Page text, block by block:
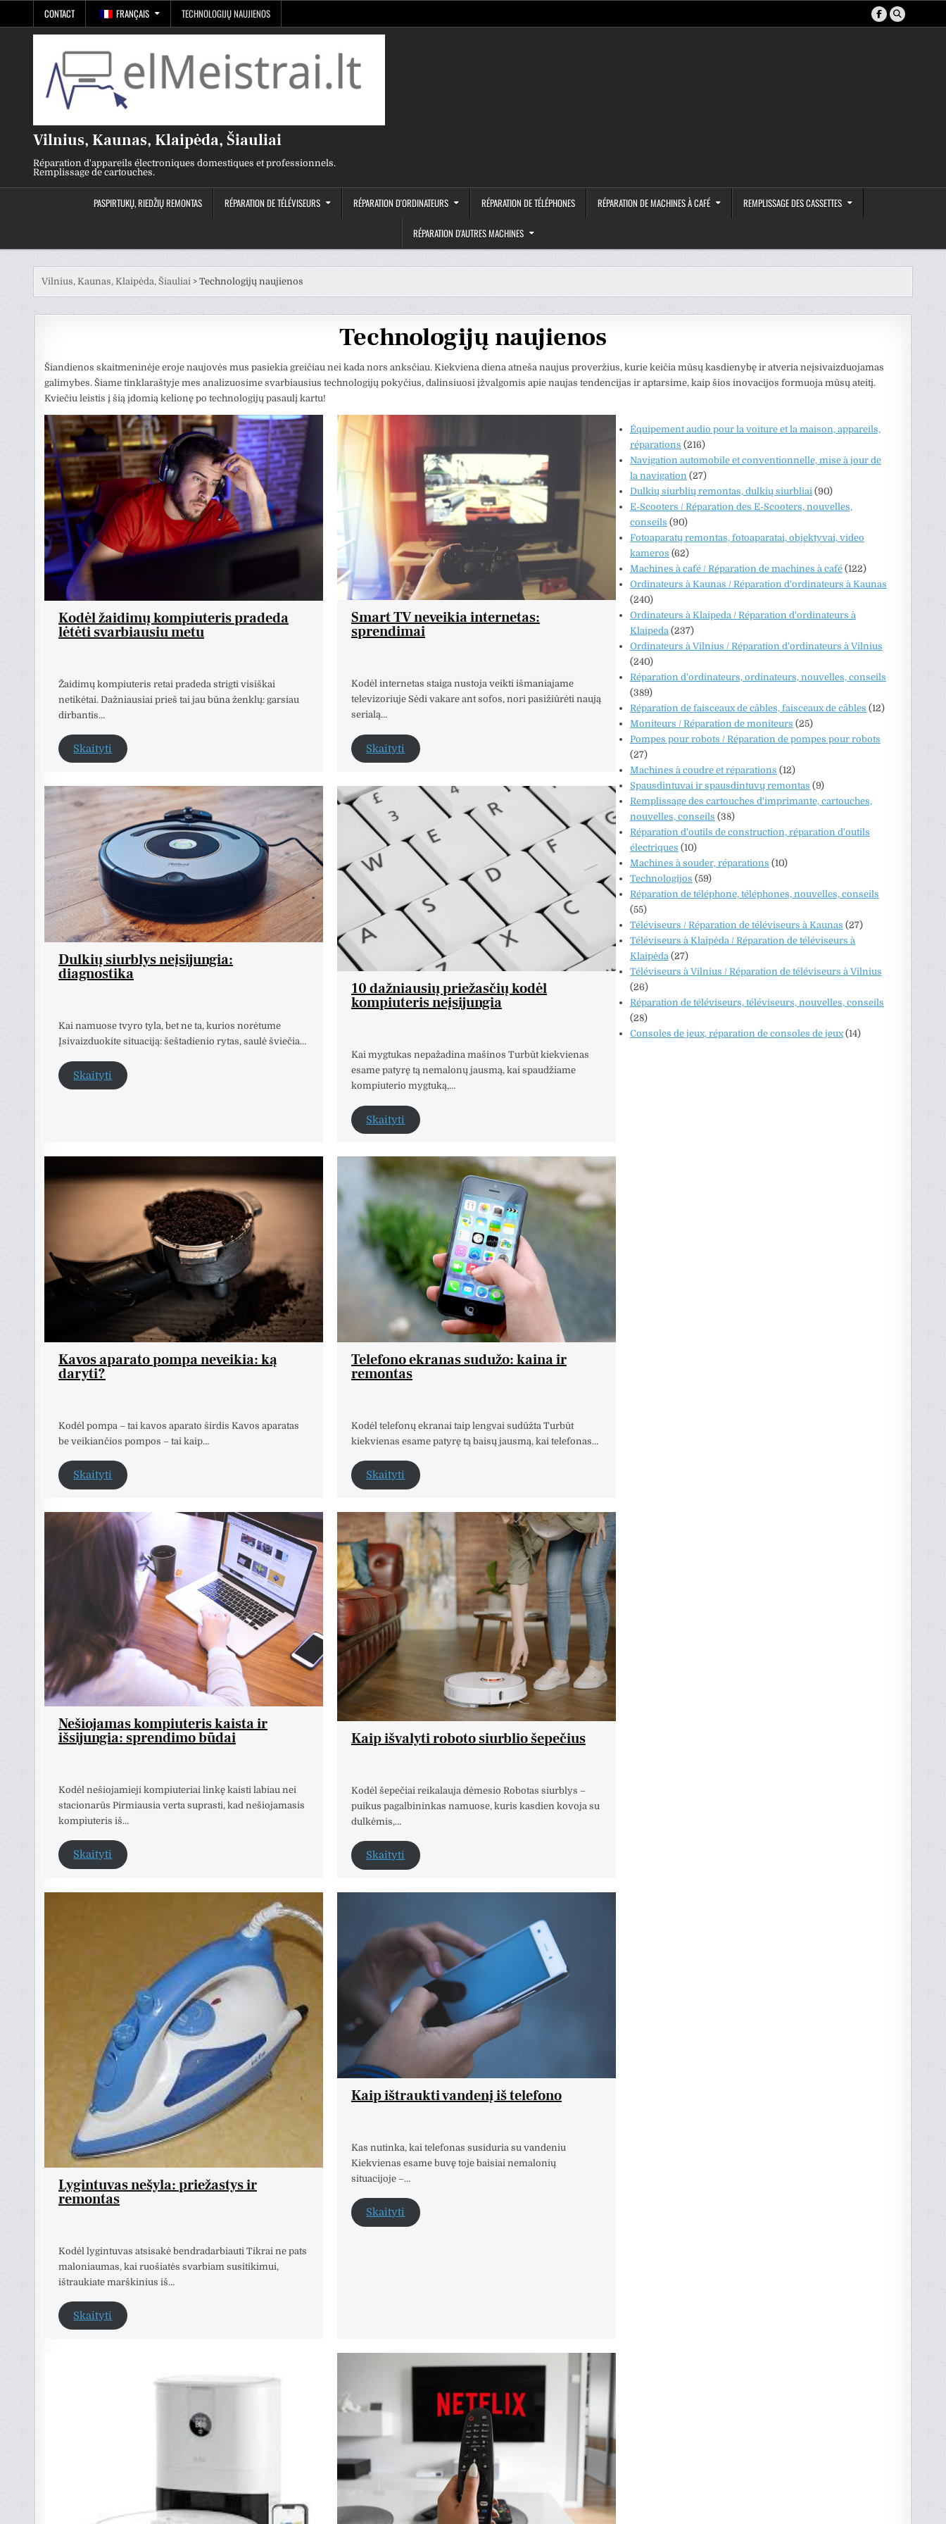
CONTACT FRANÇAIS TECHNOLOGIJŲ NAUJIENOS
Vilnius, Kaunas, Klaipėda, Šiauliai
Réparation d'appareils électroniques domestiques et professionnels.
Remplissage de cartouches.
PASPIRTUKŲ, RIEDŽIŲ REMONTAS RÉPARATION DE TÉLÉVISEURS RÉPARATION D'ORDINATEURS RÉPARATION DE TÉLÉPHONES RÉPARATION DE MACHINES À CAFÉ REMPLISSAGE DES CASSETTES
RÉPARATION D'AUTRES MACHINES
Vilnius, Kaunas, Klaipėda, Šiauliai > Technologijų naujienos
Technologijų naujienos
Šiandienos skaitmeninėje eroje naujovės mus pasiekia greičiau nei kada nors anksčiau. Kiekviena diena atneša naujus proveržius, kurie keičia mūsų kasdienybę ir atveria neįsivaizduojamas
galimybes. Šiame tinklaraštyje mes analizuosime svarbiausius technologijų pokyčius, dalinsiuosi įžvalgomis apie naujas tendencijas ir aptarsime, kaip šios inovacijos formuoja mūsų ateitį.
Kviečiu leistis į šią įdomią kelionę po technologijų pasaulį kartu!
Kodėl žaidimų kompiuteris pradeda
lėtėti svarbiausiu metu
Žaidimų kompiuteris retai pradeda strigti visiškai
netikėtai. Dažniausiai prieš tai jau būna ženklų: garsiau
dirbantis…
Skaityti
Smart TV neveikia internetas:
sprendimai
Kodėl internetas staiga nustoja veikti išmaniajame
televizoriuje Sėdi vakare ant sofos, nori pasižiūrėti naują
serialą…
Skaityti
Dulkių siurblys neįsijungia:
diagnostika
Kai namuose tvyro tyla, bet ne ta, kurios norėtume
Įsivaizduokite situaciją: šeštadienio rytas, saulė šviečia…
Skaityti
10 dažniausių priežasčių kodėl
kompiuteris neįsijungia
Kai mygtukas nepažadina mašinos Turbūt kiekvienas
esame patyrę tą nemalonų jausmą, kai spaudžiame
kompiuterio mygtuką,…
Skaityti
Kavos aparato pompa neveikia: ką
daryti?
Kodėl pompa – tai kavos aparato širdis Kavos aparatas
be veikiančios pompos – tai kaip…
Skaityti
Telefono ekranas sudužo: kaina ir
remontas
Kodėl telefonų ekranai taip lengvai sudūžta Turbūt
kiekvienas esame patyrę tą baisų jausmą, kai telefonas…
Skaityti
Nešiojamas kompiuteris kaista ir
išsijungia: sprendimo būdai
Kodėl nešiojamieji kompiuteriai linkę kaisti labiau nei
stacionarūs Pirmiausia verta suprasti, kad nešiojamasis
kompiuteris iš…
Skaityti
Kaip išvalyti roboto siurblio šepečius
Kodėl šepečiai reikalauja dėmesio Robotas siurblys –
puikus pagalbininkas namuose, kuris kasdien kovoja su
dulkėmis,…
Skaityti
Lygintuvas nešyla: priežastys ir
remontas
Kodėl lygintuvas atsisakė bendradarbiauti Tikrai ne pats
maloniaumas, kai ruošiatės svarbiam susitikimui,
ištraukiate marškinius iš…
Skaityti
Kaip ištraukti vandenį iš telefono
Kas nutinka, kai telefonas susiduria su vandeniu
Kiekvienas esame buvę toje baisiai nemalonių
situacijoje –…
Skaityti
Équipement audio pour la voiture et la maison, appareils,
réparations (216)
Navigation automobile et conventionnelle, mise à jour de
la navigation (27)
Dulkių siurblių remontas, dulkių siurbliai (90)
E-Scooters / Réparation des E-Scooters, nouvelles,
conseils (90)
Fotoaparatų remontas, fotoaparatai, objektyvai, video
kameros (62)
Machines à café / Réparation de machines à café(122)
Ordinateurs à Kaunas / Réparation d'ordinateurs à Kaunas
(240)
Ordinateurs à Klaipeda / Réparation d'ordinateurs à
Klaipeda (237)
Ordinateurs à Vilnius / Réparation d'ordinateurs à Vilnius
(240)
Réparation d'ordinateurs, ordinateurs, nouvelles, conseils
(389)
Réparation de faisceaux de câbles, faisceaux de câbles (12)
Moniteurs / Réparation de moniteurs (25)
Pompes pour robots / Réparation de pompes pour robots
(27)
Machines à coudre et réparations (12)
Spausdintuvai ir spausdintuvų remontas (9)
Remplissage des cartouches d'imprimante, cartouches,
nouvelles, conseils (38)
Réparation d'outils de construction, réparation d'outils
électriques (10)
Machines à souder, réparations (10)
Technologijos (59)
Réparation de téléphone, téléphones, nouvelles, conseils
(55)
Téléviseurs / Réparation de téléviseurs à Kaunas (27)
Téléviseurs à Klaipėda / Réparation de téléviseurs à
Klaipėda (27)
Téléviseurs à Vilnius / Réparation de téléviseurs à Vilnius
(26)
Réparation de téléviseurs, téléviseurs, nouvelles, conseils
(28)
Consoles de jeux, réparation de consoles de jeux(14)